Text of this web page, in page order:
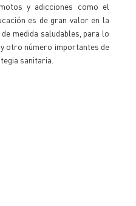
y adicciones como el
es de gran valor en la
medida saludables, para lo
otro número importantes de
sanitaria.